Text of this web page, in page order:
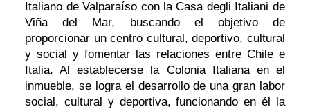
Italiano de Valparaíso con la Casa degli Italiani de
Viña del Mar, buscando el objetivo de
proporcionar un centro cultural, deportivo, cultural
y social y fomentar las relaciones entre Chile e
Italia. Al establecerse la Colonia Italiana en el
inmueble, se logra el desarrollo de una gran labor
social, cultural y deportiva, funcionando en él la